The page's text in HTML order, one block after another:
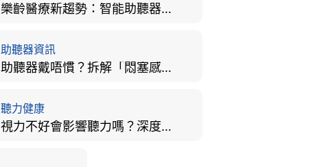
樂齡醫療新趨勢：智能助聽器結合 AI 眼底相機，如何全方位守護長者健康？
助聽器資訊
助聽器戴唔慣？拆解「悶塞感」成因、堵耳效應與 4 週適應期全攻略
聽力健康
視力不好會影響聽力嗎？深度拆解大腦「眼耳並用」的科學秘密